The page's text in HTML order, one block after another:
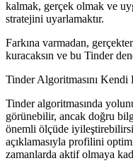
kalmak, gerçek olmak ve
stratejini uyarlamaktır.
Farkına varmadan,
kuracaksın ve bu Tinder
Tinder Algoritmasını
Tinder algoritmasında
görünebilir, ancak doğru
önemli ölçüde
açıklamasıyla profilini
zamanlarda aktif olmaya